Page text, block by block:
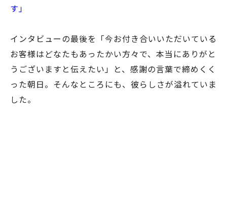
す」
インタビューの最後を「今お付き合いいただいている
お客様はどなたもあったかい方々で、本当にありがと
うございますと伝えたい」と、感謝の言葉で締めくく
った朝日。そんなところにも、彼らしさが溢れていま
した。